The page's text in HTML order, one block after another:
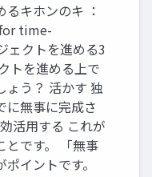
キホンのキ ：
time-
クトを進める3
トを進める上で
ょう？ 活かす 独
に無事に完成さ
活用する これが
とです。 「無事
イントです。